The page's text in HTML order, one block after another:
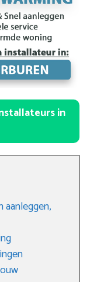
in
aanleggen,